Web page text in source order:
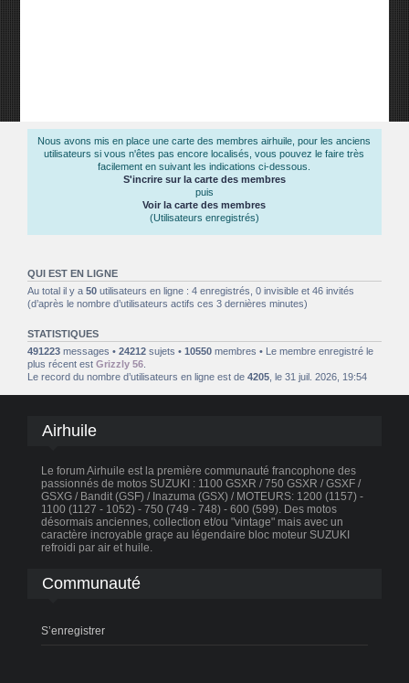
Nous avons mis en place une carte des membres airhuile, pour les anciens
utilisateurs si vous n'êtes pas encore localisés, vous pouvez le faire très
facilement en suivant les indications ci-dessous.
S'incrire sur la carte des membres
puis
Voir la carte des membres
(Utilisateurs enregistrés)
QUI EST EN LIGNE
Au total il y a50 utilisateurs en ligne : 4 enregistrés, 0 invisible et 46 invités
(d’après le nombre d’utilisateurs actifs ces 3 dernières minutes)
STATISTIQUES
491223 messages •24212 sujets •10550 membres • Le membre enregistré le
plus récent estGrizzly 56
Le record du nombre d’utilisateurs en ligne est de4205 , le 31 juil. 2026, 19:54
Airhuile
Le forum Airhuile est la première communauté francophone des
passionnés de motos SUZUKI : 1100 GSXR / 750 GSXR / GSXF /
GSXG / Bandit (GSF) / Inazuma (GSX) / MOTEURS: 1200 (1157) -
1100 (1127 - 1052) - 750 (749 - 748) - 600 (599). Des motos
désormais anciennes, collection et/ou "vintage" mais avec un
caractère incroyable graçe au légendaire bloc moteur SUZUKI
refroidi par air et huile.
Communauté
S’enregistrer